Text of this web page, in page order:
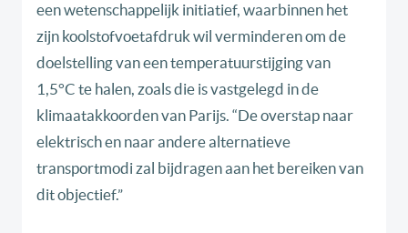
een wetenschappelijk initiatief, waarbinnen het
zijn koolstofvoetafdruk wil verminderen om de
doelstelling van een temperatuurstijging van
1,5°C te halen, zoals die is vastgelegd in de
klimaatakkoorden van Parijs. “De overstap naar
elektrisch en naar andere alternatieve
transportmodi zal bijdragen aan het bereiken van
dit objectief.”